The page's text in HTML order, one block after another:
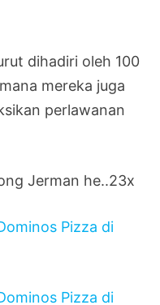
dihadiri oleh 100
mereka juga
perlawanan
Jerman he..23x